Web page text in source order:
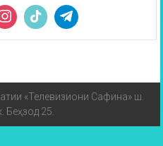
«Телевизиони Сафина» ш.
Беҳзод 25.